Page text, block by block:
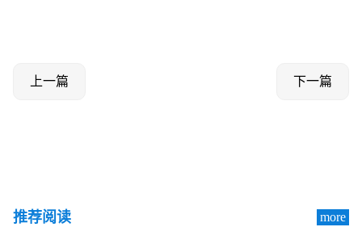
上一篇 下一篇
推荐阅读 more